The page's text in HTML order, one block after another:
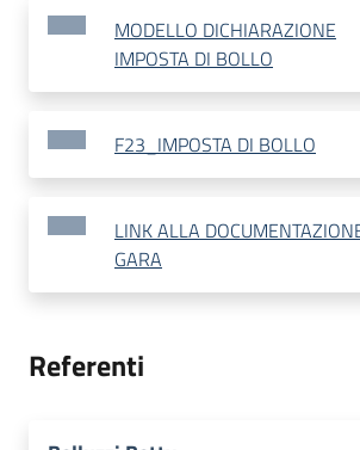
MODELLO DICHIARAZIONE
IMPOSTA DI BOLLO
F23_IMPOSTA DI BOLLO
LINK ALLA
GARA
Referenti